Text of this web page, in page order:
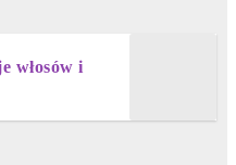
włosów i